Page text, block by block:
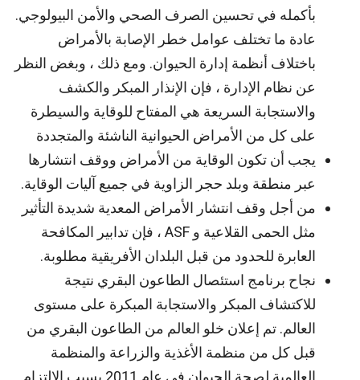
بأكمله في تحسين الصرف الصحي والأمن البيولوجي.
عادة ما تختلف عوامل خطر الإصابة بالأمراض
باختلاف أنظمة إدارة الحيوان. ومع ذلك ، وبغض النظر
عن نظام الإدارة ، فإن الإنذار المبكر والكشف
والاستجابة السريعة هي المفتاح للوقاية والسيطرة
على كل من الأمراض الحيوانية الناشئة والمتجددة
يجب أن تكون الوقاية من الأمراض ووقف انتشارها
عبر منطقة وبلد حجر الزاوية في جميع آليات الوقاية.
من أجل وقف انتشار الأمراض المعدية شديدة التأثير
مثل الحمى القلاعية و ASF ، فإن تدابير المكافحة
العابرة للحدود من قبل البلدان الأفريقية مطلوبة.
نجاح برنامج استئصال الطاعون البقري نتيجة
للاكتشاف المبكر والاستجابة المبكرة على مستوى
العالم. تم إعلان خلو العالم من الطاعون البقري من
قبل كل من منظمة الأغذية والزراعة والمنظمة
العالمية لصحة الحيوان في عام 2011 بسبب الالتزام